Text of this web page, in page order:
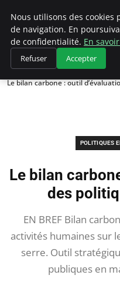
Accueil
Politiques
Le bilan carbone : outil
POLITIQUES
Le bilan
des
EN BREF Bilan
activités humaines sur
serre. Outil
publiques en
Nous utilisons des cookies
de navigation. En
de confidentialité. En
Refuser Accepter